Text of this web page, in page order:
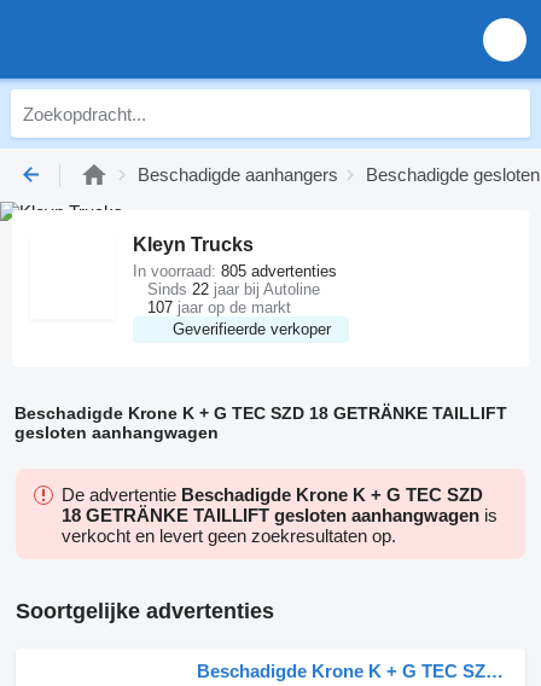
Beschadigde aanhangers Beschadigde
Kleyn Trucks
Geverifieerde verkoper
In voorraad: 805 advertenties
Sinds 22 jaar bij Autoline
107 jaar op de markt
Beschadigde Krone K + G TEC SZD 18 GETRÄNKE TAILLIFT
gesloten aanhangwagen
De advertentie Beschadigde Krone K + G TEC SZD
18 GETRÄNKE TAILLIFT gesloten aanhangwagen is
verkocht en levert geen zoekresultaten op.
Soortgelijke advertenties
Beschadigde Krone K + G TEC SZD 18 GETRÄNKE TAILLIFT